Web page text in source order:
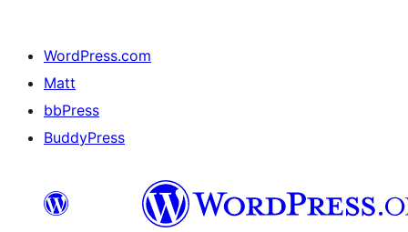
WordPress.com
Matt
bbPress
BuddyPress